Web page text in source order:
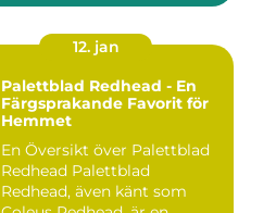
12. jan
Palettblad Redhead - En
Färgsprakande Favorit för
Hemmet
En Översikt över Palettblad
Redhead Palettblad
Redhead, även känt som